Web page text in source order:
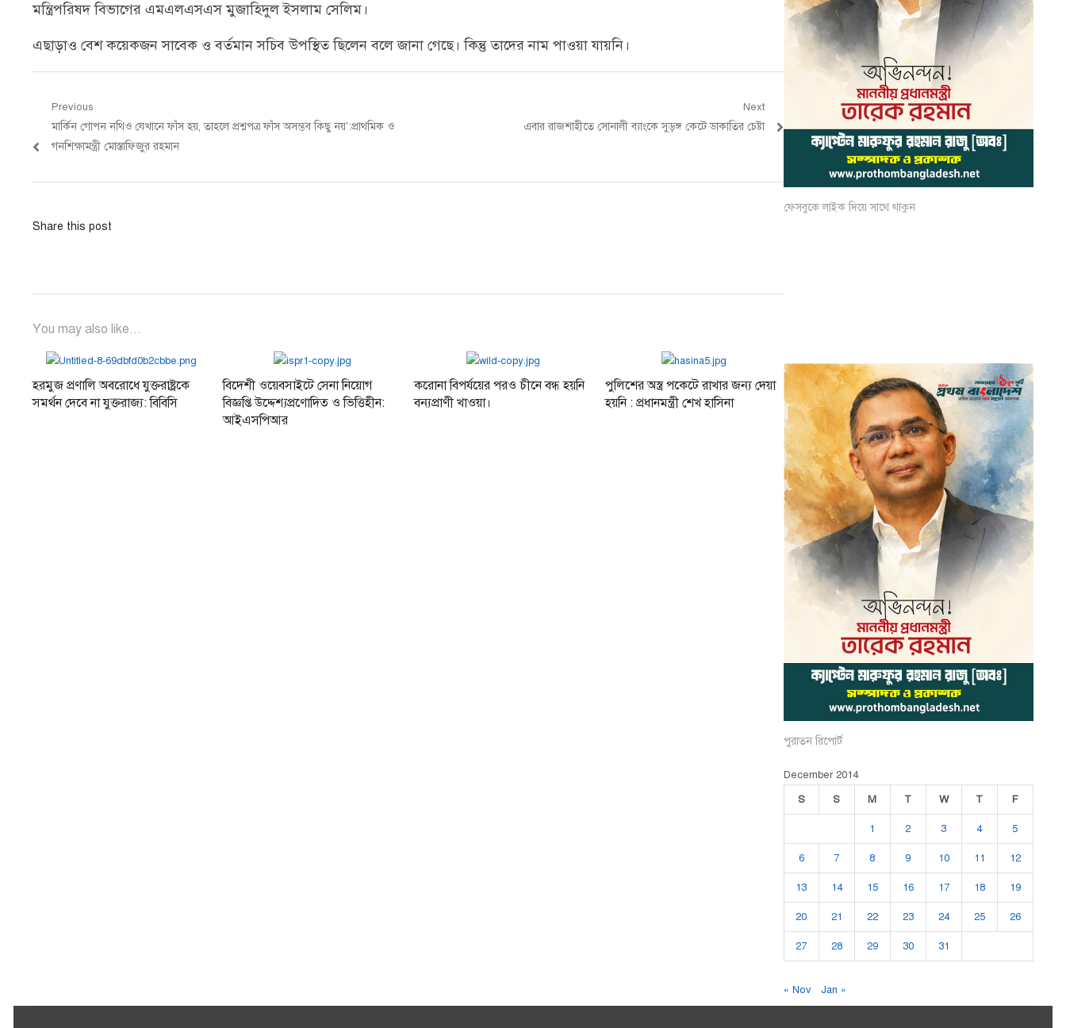
মন্ত্রিপরিষদ বিভাগের এমএলএসএস মুজাহিদুল ইসলাম সেলিম।
এছাড়াও বেশ কয়েকজন সাবেক ও বর্তমান সচিব উপস্থিত ছিলেন বলে জানা গেছে। কিন্তু তাদের নাম পাওয়া যায়নি।
Post
navigation
Previous
Previous
post:
মার্কিন গোপন নথিও যেখানে ফাঁস হয়, তাহলে প্রশ্নপত্র ফাঁস অসম্ভব কিছু নয়’:প্রাথমিক ও
গনশিক্ষামন্ত্রী মোস্তাফিজুর রহমান
Next
Next
এবার রাজশাহীতে সোনালী ব্যাংকে সুড়ঙ্গ কেটে ডাকাতির চেষ্টা
Share this post
You may also like...
হরমুজ প্রণালি অবরোধে যুক্তরাষ্ট্রকে
সমর্থন দেবে না যুক্তরাজ্য: বিবিসি
বিদেশী ওয়েবসাইটে সেনা নিয়োগ
বিজ্ঞপ্তি উদ্দেশ্যপ্রণোদিত ও ভিত্তিহীন:
আইএসপিআর
করোনা বিপর্যয়ের পরও চীনে বন্ধ হয়নি
বন্যপ্রাণী খাওয়া।
পুলিশের অস্ত্র পকেটে রাখার জন্য দেয়া
হয়নি : প্রধানমন্ত্রী শেখ হাসিনা
ফেসবুকে লাইক দিয়ে সাথে থাকুন
পুরাতন রিপোর্ট
December 2014
S
S M T W T F
1 2 3 4 5
6 7 8 9 10 11 12
13 14 15 16 17 18 19
20 21 22 23 24 25 26
27 28 29 30 31
« Nov Jan »